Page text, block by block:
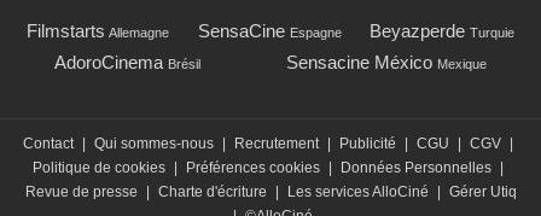
Filmstarts Allemagne SensaCine Espagne Beyazperde Turquie
AdoroCinema Brésil Sensacine México Mexique
Contact Qui sommes-nous Recrutement Publicité CGU CGV
Politique de cookies
Préférences cookies Données Personnelles
Revue de presse
Charte d'écriture Les services AlloCiné
Gérer Utiq